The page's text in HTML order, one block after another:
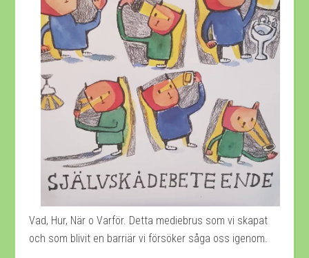
Vad, Hur, När o Varför. Detta mediebrus som vi skapat
och som blivit en barriär vi försöker såga oss igenom.